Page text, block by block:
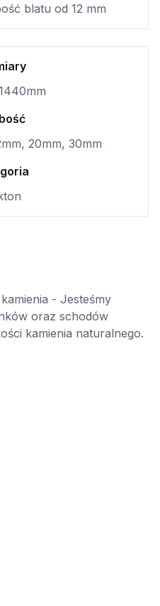
blatu od 12 mm
20mm, 30mm
- Jesteśmy
oraz schodów
kamienia naturalnego.